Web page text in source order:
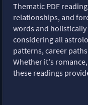
Thematic PDF
relationships, and
words and
considering all
patterns, career
Whether it's
these readings